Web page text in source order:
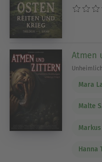
Atmen
Mara
Malte
Hanna